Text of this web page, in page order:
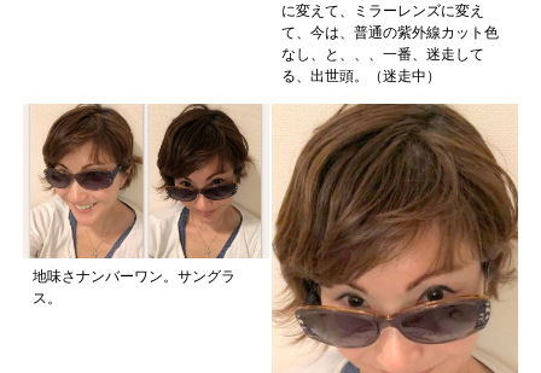
に変えて、ミラーレンズに変え
て、今は、普通の紫外線カット色
なし、と、、、一番、迷走して
る、出世頭。（迷走中）
地味さナンバーワン。サングラ
ス。